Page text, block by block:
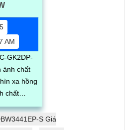
AM
GK2DP-
ảnh chất
xa hồng
chất
yếu.
S Giá